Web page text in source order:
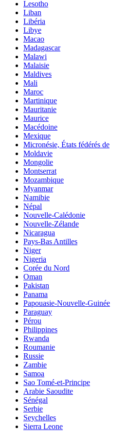
Lesotho
Liban
Libéria
Libye
Macao
Madagascar
Malawi
Malaisie
Maldives
Mali
Maroc
Martinique
Mauritanie
Maurice
Macédoine
Mexique
Micronésie, États fédérés de
Moldavie
Mongolie
Montserrat
Mozambique
Myanmar
Namibie
Népal
Nouvelle-Calédonie
Nouvelle-Zélande
Nicaragua
Pays-Bas Antilles
Niger
Nigeria
Corée du Nord
Oman
Pakistan
Panama
Papouasie-Nouvelle-Guinée
Paraguay
Pérou
Philippines
Rwanda
Roumanie
Russie
Zambie
Samoa
Sao Tomé-et-Principe
Arabie Saoudite
Sénégal
Serbie
Seychelles
Sierra Leone